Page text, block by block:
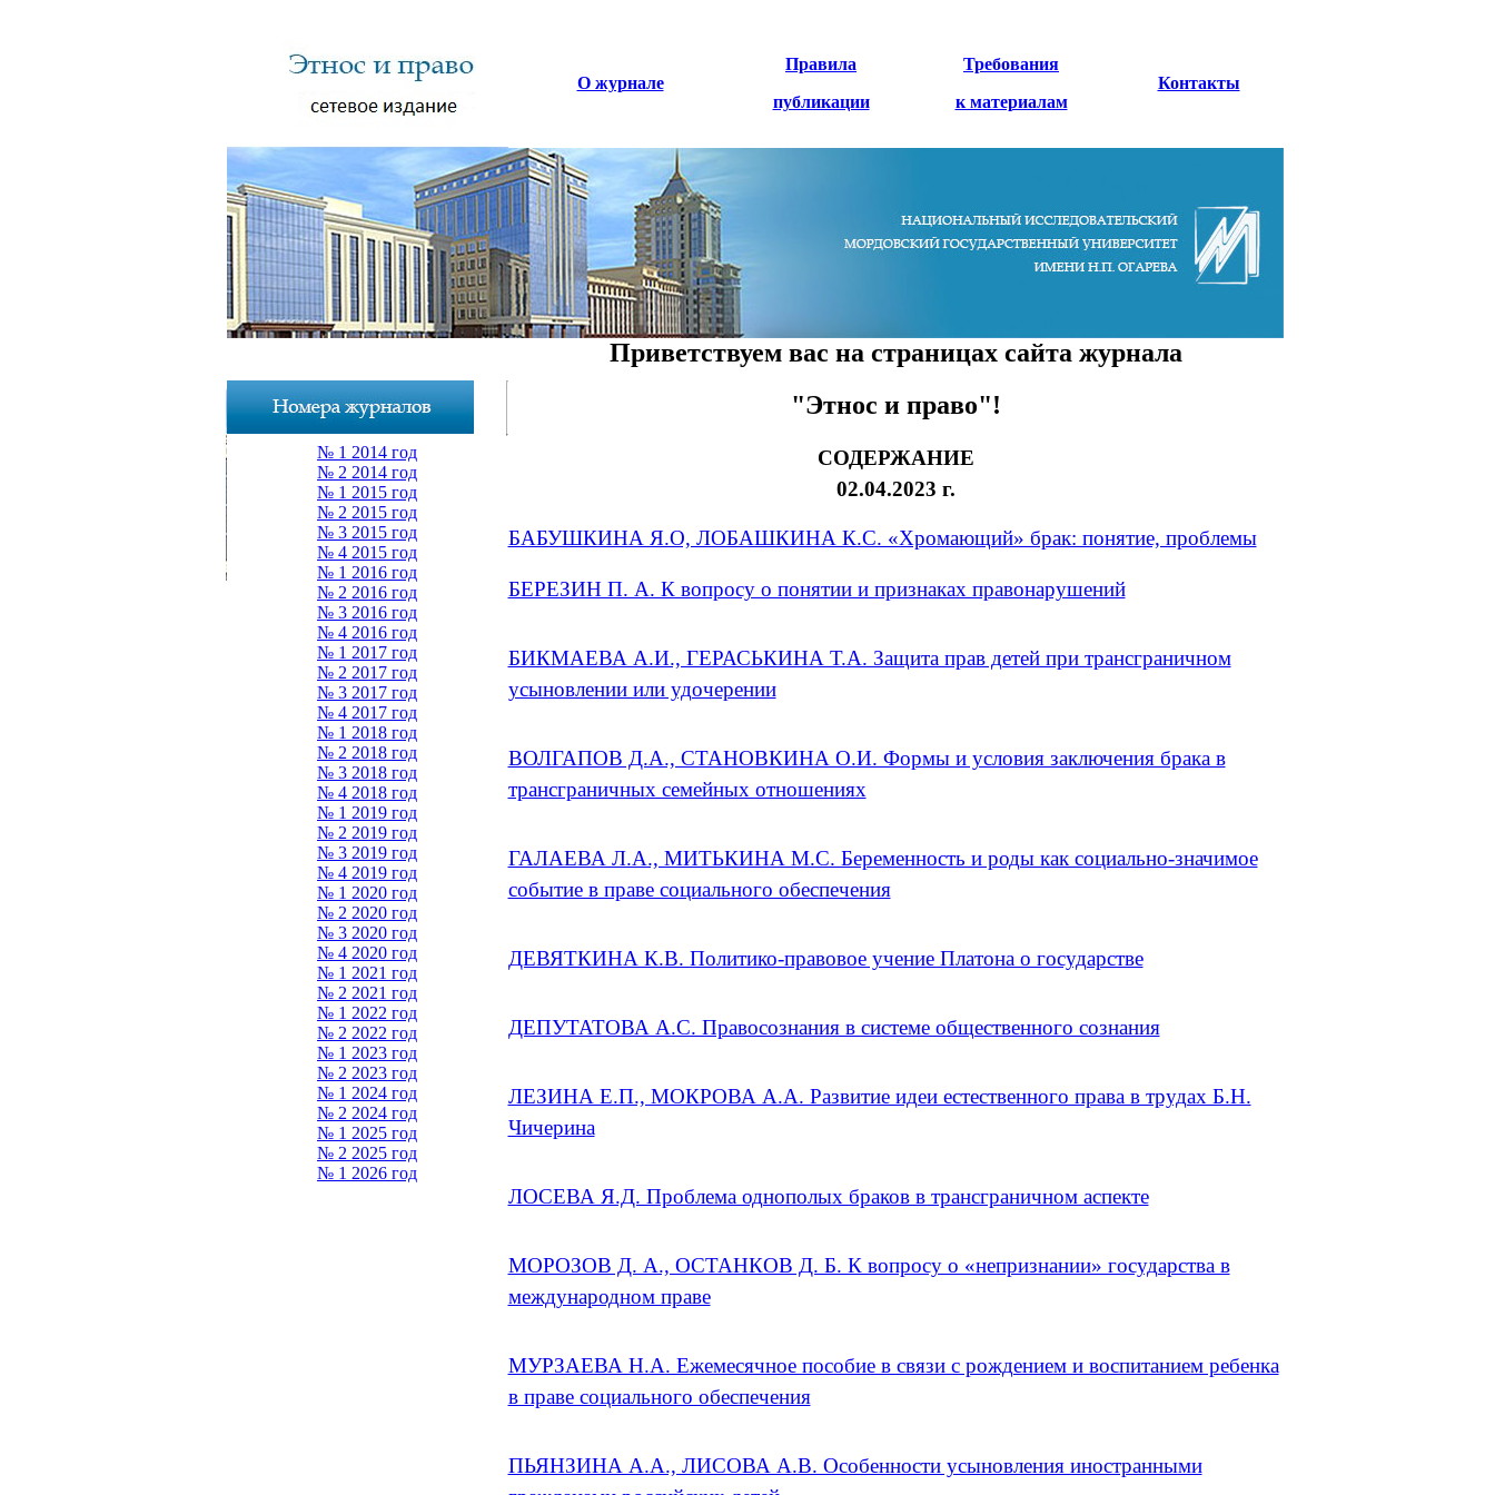
О журнале
Правила
публикации
Требования
к материалам
Контакты
Приветствуем вас на страницах сайта журнала
"Этнос и право"!
№ 1 2014 год
№ 2 2014 год
№ 1 2015 год
№ 2 2015 год
№ 3 2015 год
№ 4 2015 год
№ 1 2016 год
№ 2 2016 год
№ 3 2016 год
№ 4 2016 год
№ 1 2017 год
№ 2 2017 год
№ 3 2017 год
№ 4 2017 год
№ 1 2018 год
№ 2 2018 год
№ 3 2018 год
№ 4 2018 год
№ 1 2019 год
№ 2 2019 год
№ 3 2019 год
№ 4 2019 год
№ 1 2020 год
№ 2 2020 год
№ 3 2020 год
№ 4 2020 год
№ 1 2021 год
№ 2 2021 год
№ 1 2022 год
№ 2 2022 год
№ 1 2023 год
№ 2 2023 год
№ 1 2024 год
№ 2 2024 год
№ 1 2025 год
№ 2 2025 год
№ 1 2026 год
СОДЕРЖАНИЕ
02.04.2023 г.
БАБУШКИНА Я.О, ЛОБАШКИНА К.С. «Хромающий» брак: понятие, проблемы
БЕРЕЗИН П. А. К вопросу о понятии и признаках правонарушений
БИКМАЕВА А.И., ГЕРАСЬКИНА Т.А. Защита прав детей при трансграничном
усыновлении или удочерении
ВОЛГАПОВ Д.А., СТАНОВКИНА О.И. Формы и условия заключения брака в
трансграничных семейных отношениях
ГАЛАЕВА Л.А., МИТЬКИНА М.С. Беременность и роды как социально-значимое
событие в праве социального обеспечения
ДЕВЯТКИНА К.В. Политико-правовое учение Платона о государстве
ДЕПУТАТОВА А.С. Правосознания в системе общественного сознания
ЛЕЗИНА Е.П., МОКРОВА А.А. Развитие идеи естественного права в трудах Б.Н.
Чичерина
ЛОСЕВА Я.Д. Проблема однополых браков в трансграничном аспекте
МОРОЗОВ Д. А., ОСТАНКОВ Д. Б. К вопросу о «непризнании» государства в
международном праве
МУРЗАЕВА Н.А. Ежемесячное пособие в связи с рождением и воспитанием ребенка
в праве социального обеспечения
ПЬЯНЗИНА А.А., ЛИСОВА А.В. Особенности усыновления иностранными